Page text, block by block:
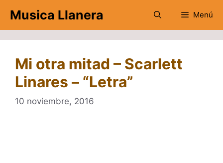
contenido
Musica Llanera Menú
Mi otra mitad – Scarlett
Linares – “Letra”
10 noviembre, 2016